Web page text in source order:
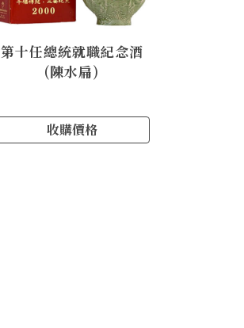
第十任總統就職紀念酒
(陳水扁)
收購價格